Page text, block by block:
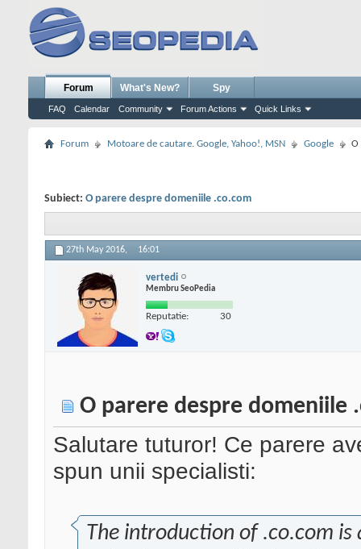
Forum
FAQ Calendar Community Forum Actions Quick Links
What's New? Spy
Forum Motoare de cautare. Google, Yahoo!, MSN Google O
Subiect: O parere despre domeniile .co.com
27th May 2016, 16:01
vertedi
Membru SeoPedia
Reputatie: 30
O parere despre domeniile
Salutare tuturor! Ce parere
spun unii specialisti:
The introduction of .co.com is